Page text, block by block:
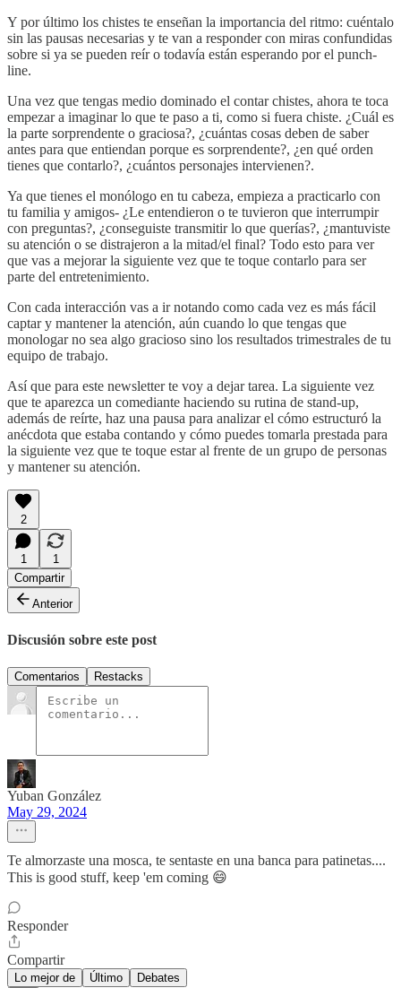
Y por último los chistes te enseñan la importancia del ritmo: cuéntalo
sin las pausas necesarias y te van a responder con miras confundidas
sobre si ya se pueden reír o todavía están esperando por el punch-
line.
Una vez que tengas medio dominado el contar chistes, ahora te toca
empezar a imaginar lo que te paso a ti, como si fuera chiste. ¿Cuál es
la parte sorprendente o graciosa?, ¿cuántas cosas deben de saber
antes para que entiendan porque es sorprendente?, ¿en qué orden
tienes que contarlo?, ¿cuántos personajes intervienen?.
Ya que tienes el monólogo en tu cabeza, empieza a practicarlo con
tu familia y amigos- ¿Le entendieron o te tuvieron que interrumpir
con preguntas?, ¿conseguiste transmitir lo que querías?, ¿mantuviste
su atención o se distrajeron a la mitad/el final? Todo esto para ver
que vas a mejorar la siguiente vez que te toque contarlo para ser
parte del entretenimiento.
Con cada interacción vas a ir notando como cada vez es más fácil
captar y mantener la atención, aún cuando lo que tengas que
monologar no sea algo gracioso sino los resultados trimestrales de tu
equipo de trabajo.
Así que para este newsletter te voy a dejar tarea. La siguiente vez
que te aparezca un comediante haciendo su rutina de stand-up,
además de reírte, haz una pausa para analizar el cómo estructuró la
anécdota que estaba contando y cómo puedes tomarla prestada para
la siguiente vez que te toque estar al frente de un grupo de personas
y mantener su atención.
2
1
1
Compartir
Anterior
Discusión sobre este post
Comentarios Restacks
Yuban González
May 29, 2024
Te almorzaste una mosca, te sentaste en una banca para patinetas....
This is good stuff, keep 'em coming 😄
Responder
Compartir
Lo mejor de Último Debates